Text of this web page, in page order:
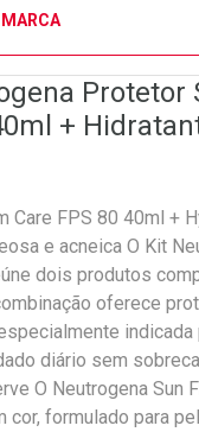
Protetor
+
Care FPS 80 40ml +
e acneica O Kit
dois produtos
oferece
diário sem
O Neutrogena Sun
formulado para